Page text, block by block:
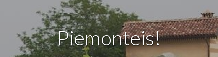
Piemonteis!